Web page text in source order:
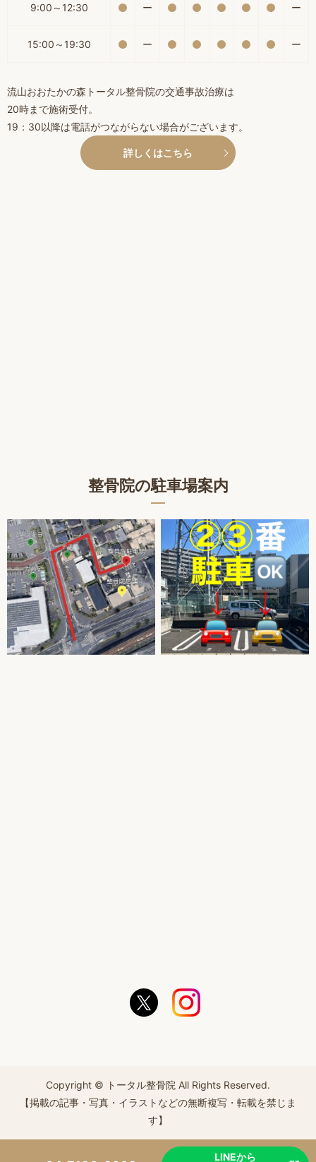
9:00～12:30 ー ー
15:00～19:30 ー ー
流山おおたかの森トータル整骨院の交通事故治療は
20時まで施術受付。
19：30以降は電話がつながらない場合がございます。
詳しくはこちら
整骨院の駐車場案内
Copyright © トータル整骨院 All Rights Reserved.
【掲載の記事・写真・イラストなどの無断複写・転載を禁じま
す】
LINEから